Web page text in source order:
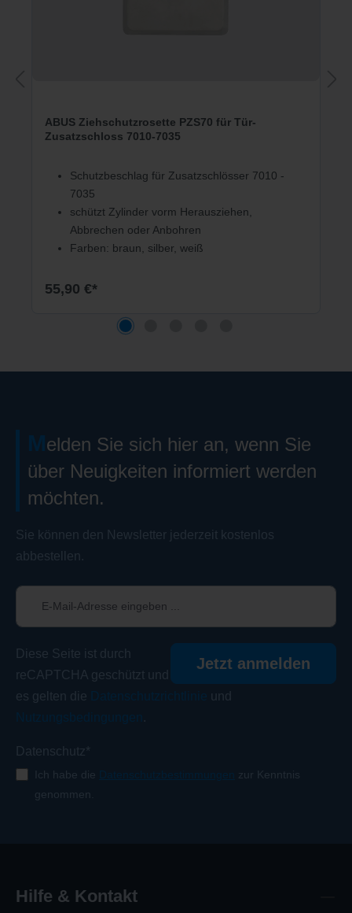
ABUS Ziehschutzrosette PZS70 für Tür-
Zusatzschloss 7010-7035
Schutzbeschlag für Zusatzschlösser 7010 -
7035
schützt Zylinder vorm Herausziehen,
Abbrechen oder Anbohren
Farben: braun, silber, weiß
55,90 €*
Melden Sie sich hier an, wenn Sie
über Neuigkeiten informiert werden
möchten.
Sie können den Newsletter jederzeit kostenlos
abbestellen.
Jetzt anmelden
Diese Seite ist durch
reCAPTCHA geschützt und
es gelten die Datenschutzrichtlinie und
Nutzungsbedingungen
.
Datenschutz*
Ich habe die Datenschutzbestimmungen
zur Kenntnis
genommen.
Hilfe & Kontakt